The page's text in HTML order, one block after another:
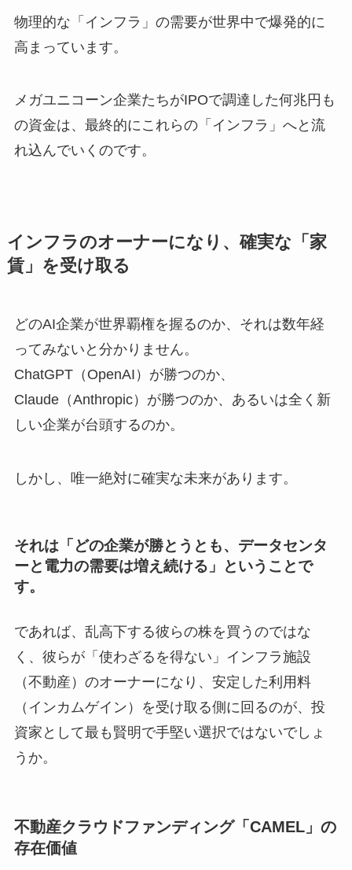
物理的な「インフラ」の需要が世界中で爆発的に
高まっています。
メガユニコーン企業たちがIPOで調達した何兆円も
の資金は、最終的にこれらの「インフラ」へと流
れ込んでいくのです。
インフラのオーナーになり、確実な「家
賃」を受け取る
どのAI企業が世界覇権を握るのか、それは数年経
ってみないと分かりません。
ChatGPT（OpenAI）が勝つのか、
Claude（Anthropic）が勝つのか、あるいは全く新
しい企業が台頭するのか。
しかし、唯一絶対に確実な未来があります。
それは「どの企業が勝とうとも、データセンタ
ーと電力の需要は増え続ける」ということで
す。
であれば、乱高下する彼らの株を買うのではな
く、彼らが「使わざるを得ない」インフラ施設
（不動産）のオーナーになり、安定した利用料
（インカムゲイン）を受け取る側に回るのが、投
資家として最も賢明で手堅い選択ではないでしょ
うか。
不動産クラウドファンディング「CAMEL」の
存在価値